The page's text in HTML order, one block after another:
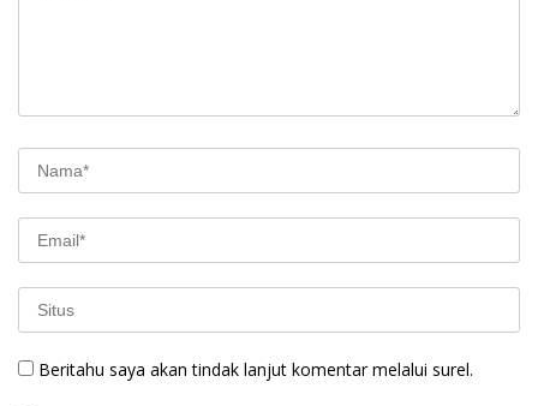
Beritahu saya akan tindak lanjut komentar melalui surel.